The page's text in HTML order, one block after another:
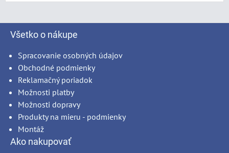
Všetko o nákupe
Spracovanie osobných údajov
Obchodné podmienky
Reklamačný poriadok
Možnosti platby
Možnosti dopravy
Produkty na mieru - podmienky
Montáž
Ako nakupovať